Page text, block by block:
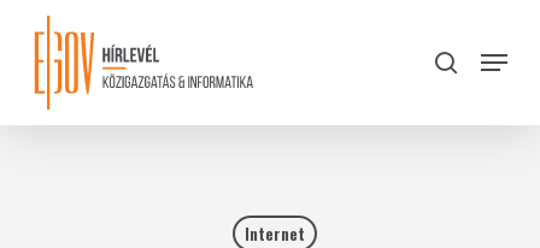
content
search
Menu
Internet
Close